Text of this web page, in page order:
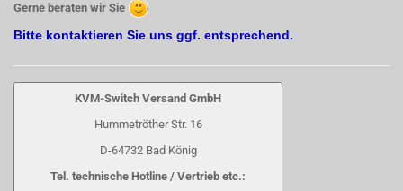
Gerne beraten wir Sie
Bitte kontaktieren Sie uns ggf. entsprechend.
KVM-Switch Versand GmbH
Hummetröther Str. 16
D-64732 Bad König
Tel. technische Hotline / Vertrieb etc.: